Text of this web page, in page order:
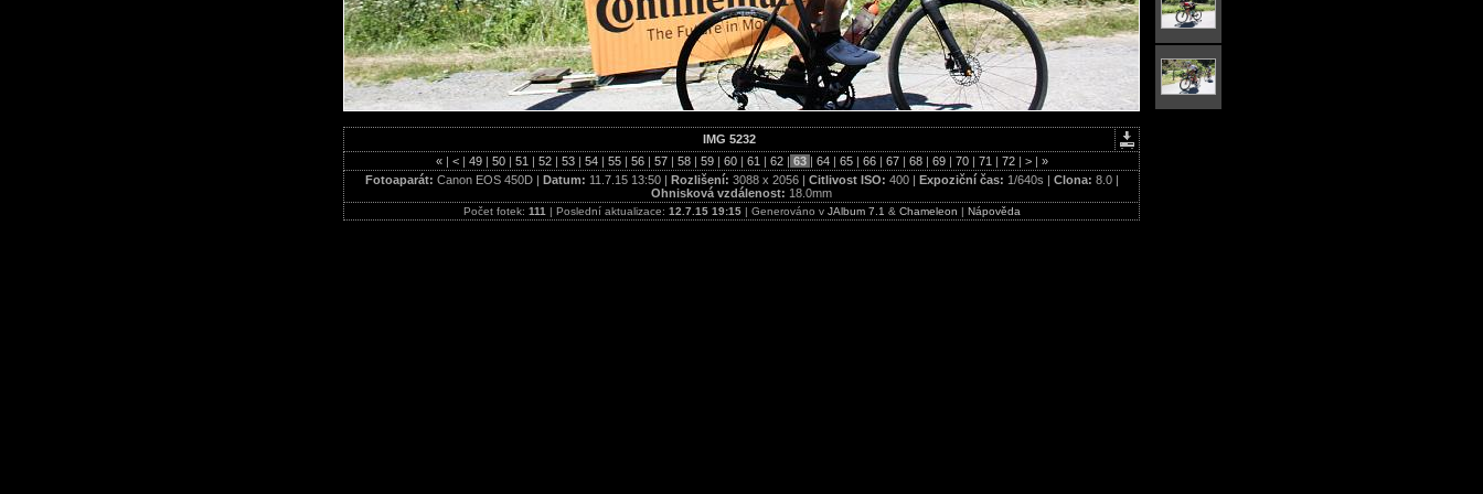
IMG 5232
« | < | 49 | 50 | 51 | 52 | 53 | 54 | 55 | 56 | 57 | 58 | 59 | 60 | 61 | 62 | 63 | 64 | 65 | 66 | 67 | 68 | 69 | 70 | 71 | 72 | > | »
Fotoaparát: Canon EOS 450D | Datum: 11.7.15 13:50 | Rozlišení: 3088 x 2056 | Citlivost ISO: 400 | Expoziční čas: 1/640s | Clona: 8.0 |
Ohnisková vzdálenost: 18.0mm
Počet fotek: 111 | Poslední aktualizace: 12.7.15 19:15| Generováno v JAlbum 7.1 & Chameleon | Nápověda